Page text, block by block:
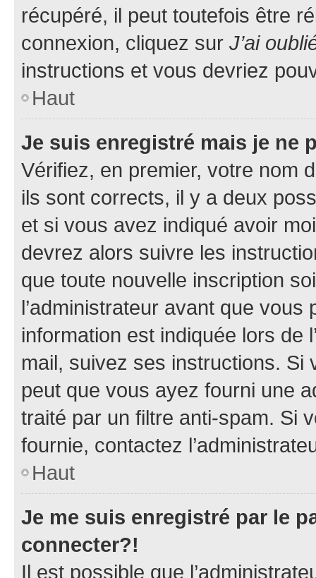
récupéré, il peut toutefois être
connexion, cliquez sur J’ai
instructions et vous devriez
Haut
Je suis enregistré mais je ne
Vérifiez, en premier, votre nom
ils sont corrects, il y a deux
et si vous avez indiqué avoir
devrez alors suivre les
que toute nouvelle inscription
l’administrateur avant que
information est indiquée lors de
mail, suivez ses instructions. Si
peut que vous ayez fourni une
traité par un filtre anti-spam. Si
fournie, contactez
Haut
Je me suis enregistré par le
connecter?!
Il est possible que